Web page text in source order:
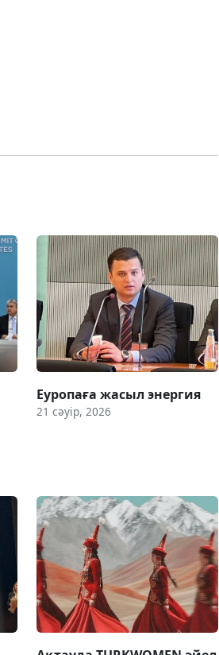
Еуропаға жасыл энергия
21 сәуір, 2026